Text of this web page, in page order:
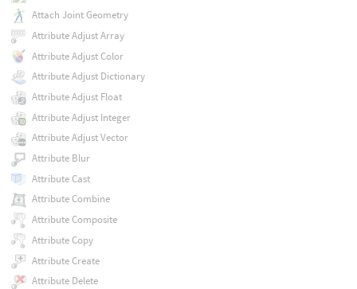
Attach Joint Geometry
Attribute Adjust Array
Attribute Adjust Color
Attribute Adjust Dictionary
Attribute Adjust Float
Attribute Adjust Integer
Attribute Adjust Vector
Attribute Blur
Attribute Cast
Attribute Combine
Attribute Composite
Attribute Copy
Attribute Create
Attribute Delete